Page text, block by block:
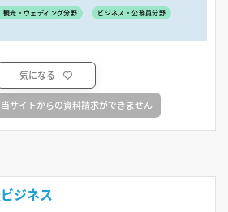
観光・ウェディング分野
ビジネス・公務員分野
気になる
サイトからの資料請求ができません
ジネス